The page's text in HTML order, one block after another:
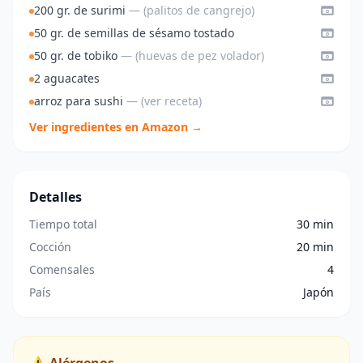
200 gr. de surimi — (palitos de cangrejo)
50 gr. de semillas de sésamo tostado
50 gr. de tobiko — (huevas de pez volador)
2 aguacates
arroz para sushi — (ver receta)
Ver ingredientes en Amazon →
Detalles
Tiempo total
30 min
Cocción
20 min
Comensales
4
País
Japón